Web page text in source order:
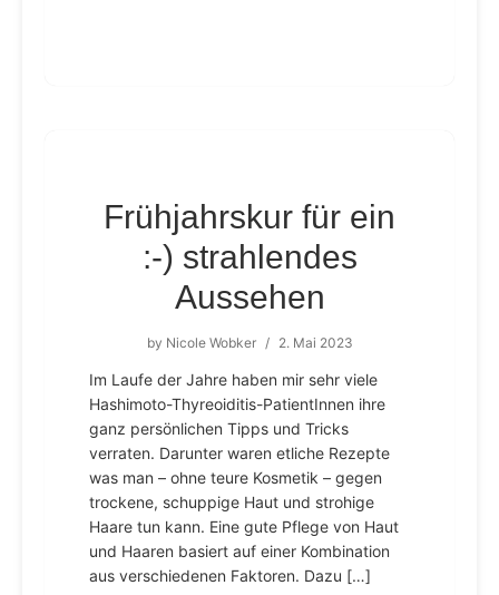
Frühjahrskur für ein
:-) strahlendes
Aussehen
by Nicole Wobker / 2. Mai 2023
Im Laufe der Jahre haben mir sehr viele
Hashimoto-Thyreoiditis-PatientInnen ihre
ganz persönlichen Tipps und Tricks
verraten. Darunter waren etliche Rezepte
was man – ohne teure Kosmetik – gegen
trockene, schuppige Haut und strohige
Haare tun kann. Eine gute Pflege von Haut
und Haaren basiert auf einer Kombination
aus verschiedenen Faktoren. Dazu […]